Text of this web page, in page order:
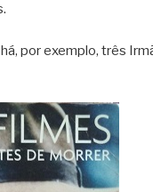
por exemplo, três